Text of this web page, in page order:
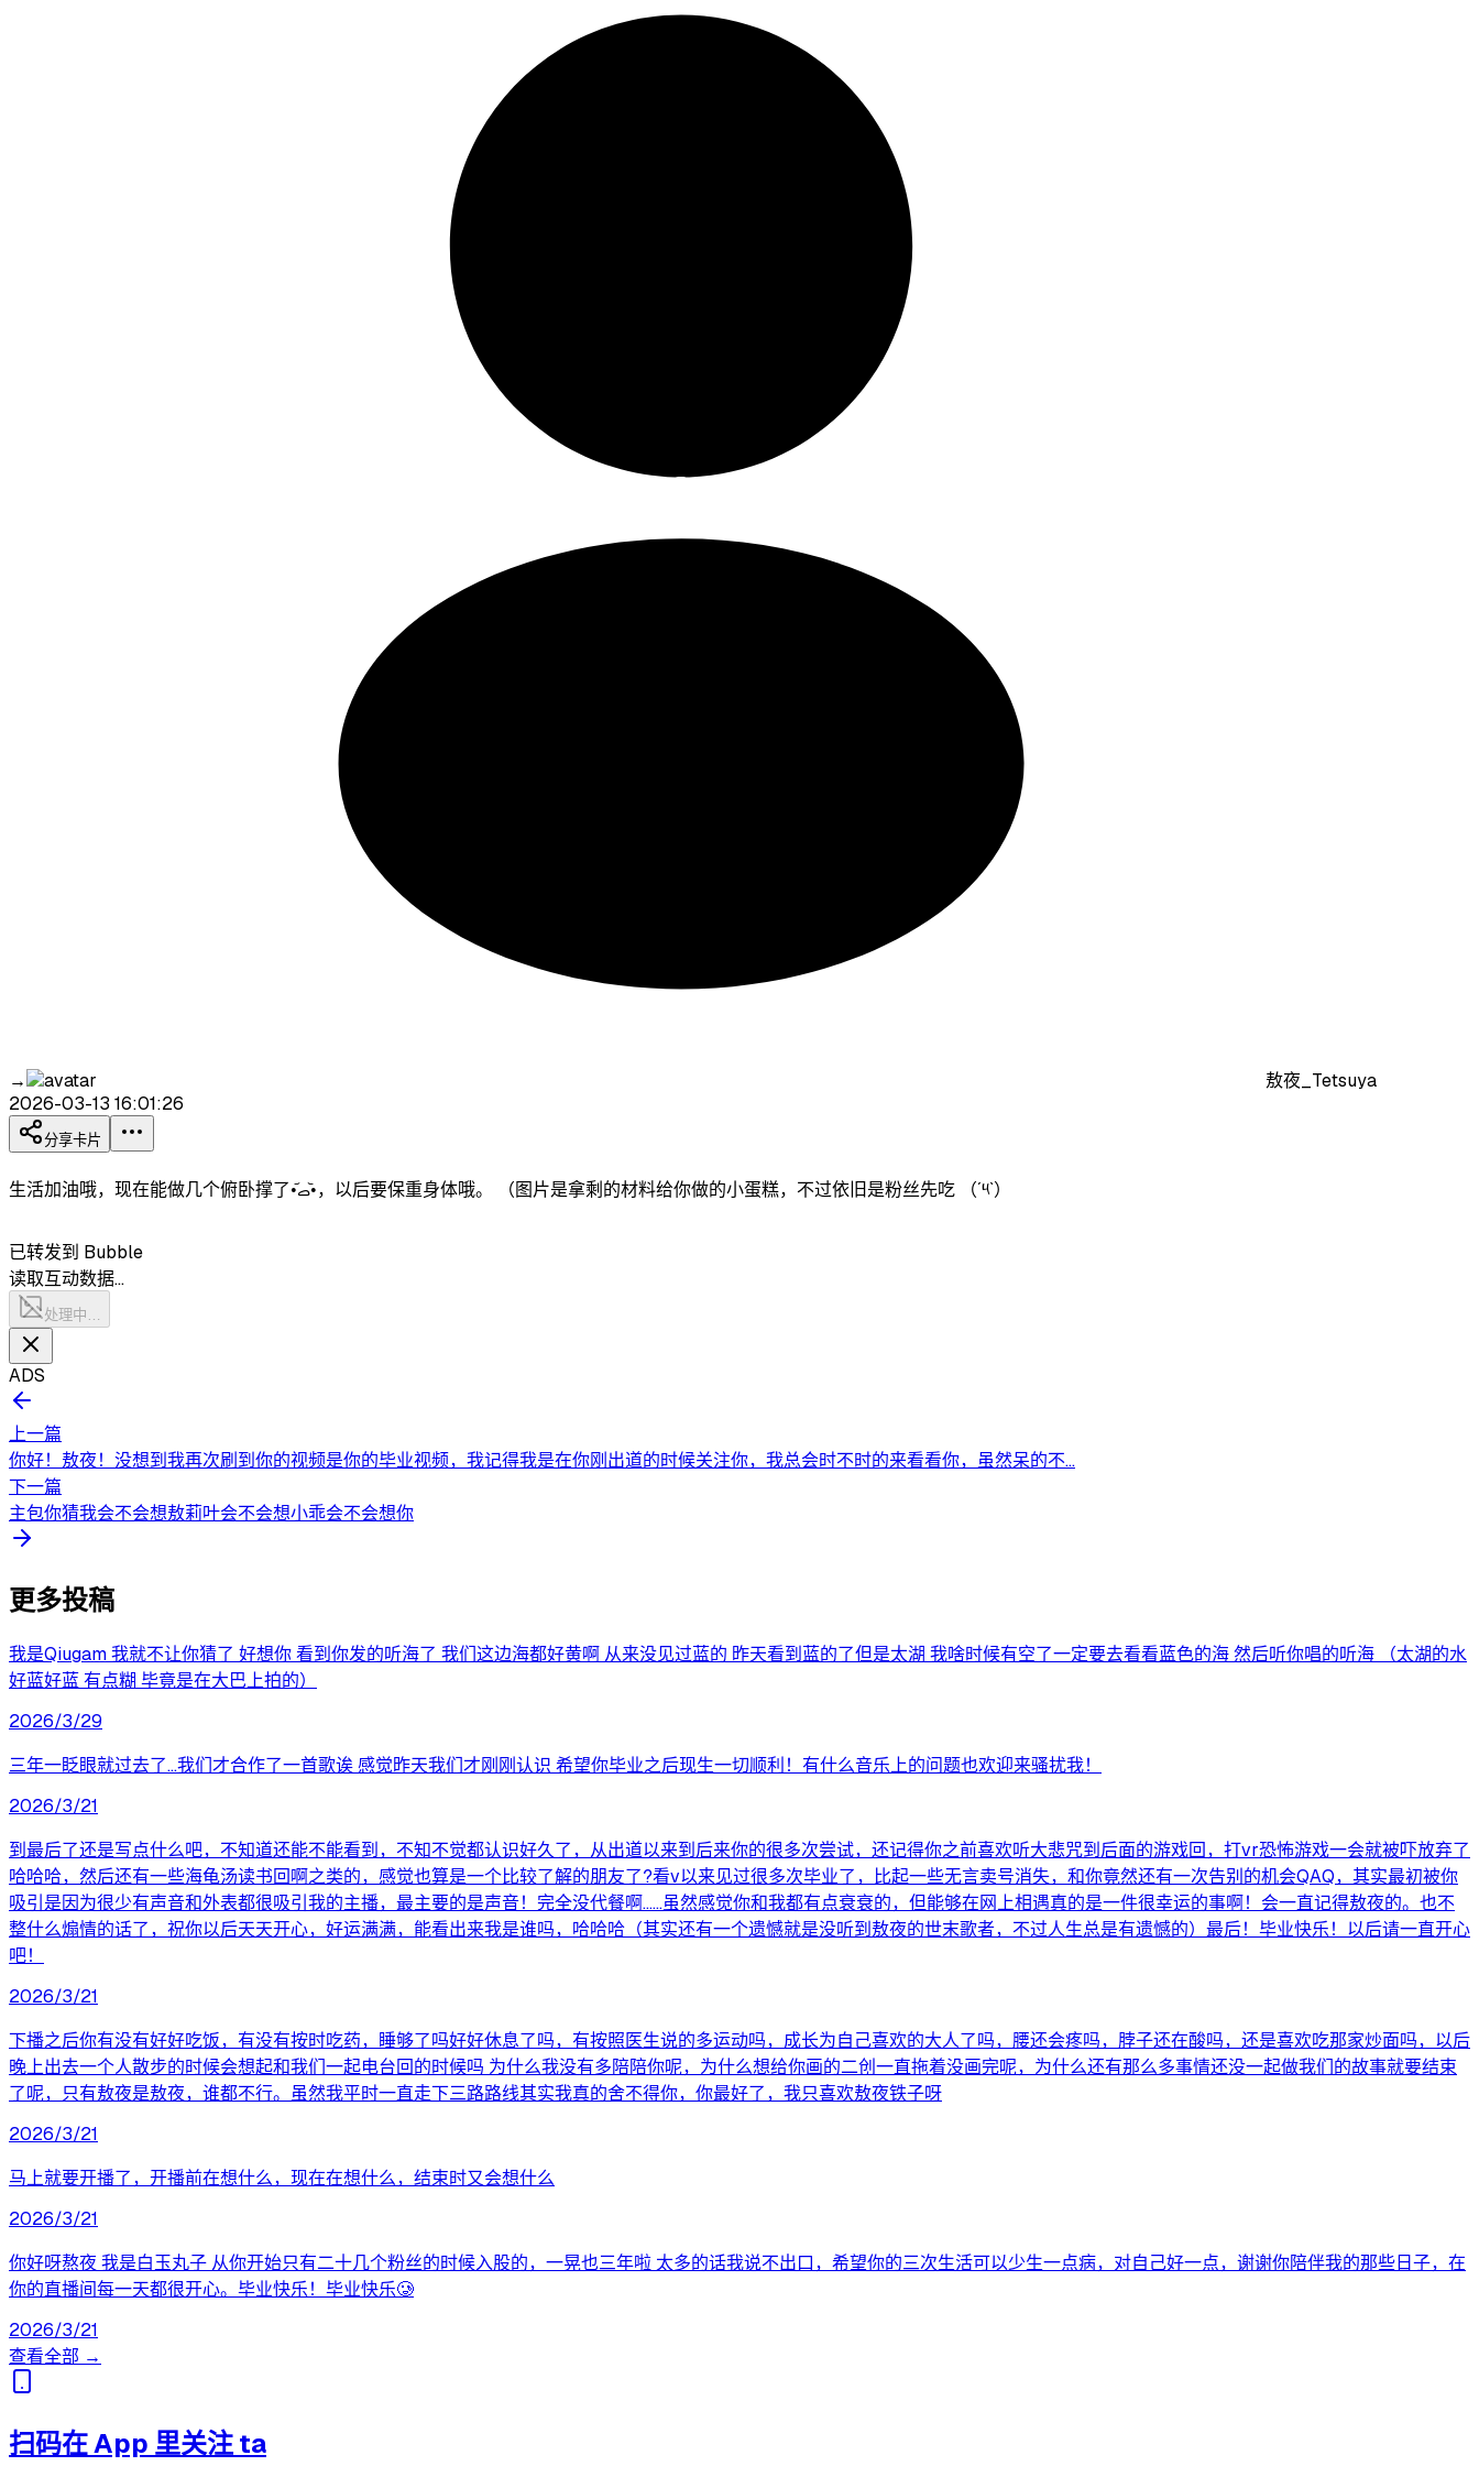
→
敖夜_Tetsuya
2026-03-13 16:01:26
分享卡片
生活加油哦，现在能做几个俯卧撑了•᷄ࡇ•᷅，以后要保重身体哦。 （图片是拿剩的材料给你做的小蛋糕，不过依旧是粉丝先吃 （´༥`）
已转发到 Bubble
读取互动数据…
处理中…
ADS
上一篇
你好！敖夜！没想到我再次刷到你的视频是你的毕业视频，我记得我是在你刚出道的时候关注你，我总会时不时的来看看你，虽然呆的不...
下一篇
主包你猜我会不会想敖莉叶会不会想小乖会不会想你
更多投稿
我是Qiugam 我就不让你猜了 好想你 看到你发的听海了 我们这边海都好黄啊 从来没见过蓝的 昨天看到蓝的了但是太湖 我啥时候有空了一定要去看看蓝色的海 然后听你唱的听海 （太湖的水
好蓝好蓝 有点糊 毕竟是在大巴上拍的）
2026/3/29
三年一眨眼就过去了…我们才合作了一首歌诶 感觉昨天我们才刚刚认识 希望你毕业之后现生一切顺利！有什么音乐上的问题也欢迎来骚扰我！
2026/3/21
到最后了还是写点什么吧，不知道还能不能看到，不知不觉都认识好久了，从出道以来到后来你的很多次尝试，还记得你之前喜欢听大悲咒到后面的游戏回，打vr恐怖游戏一会就被吓放弃了
哈哈哈，然后还有一些海龟汤读书回啊之类的，感觉也算是一个比较了解的朋友了?看v以来见过很多次毕业了，比起一些无言卖号消失，和你竟然还有一次告别的机会QAQ，其实最初被你
吸引是因为很少有声音和外表都很吸引我的主播，最主要的是声音！完全没代餐啊……虽然感觉你和我都有点衰衰的，但能够在网上相遇真的是一件很幸运的事啊！会一直记得敖夜的。也不
整什么煽情的话了，祝你以后天天开心，好运满满，能看出来我是谁吗，哈哈哈（其实还有一个遗憾就是没听到敖夜的世末歌者，不过人生总是有遗憾的）最后！毕业快乐！以后请一直开心
吧！
2026/3/21
下播之后你有没有好好吃饭，有没有按时吃药，睡够了吗好好休息了吗，有按照医生说的多运动吗，成长为自己喜欢的大人了吗，腰还会疼吗，脖子还在酸吗，还是喜欢吃那家炒面吗，以后
晚上出去一个人散步的时候会想起和我们一起电台回的时候吗 为什么我没有多陪陪你呢，为什么想给你画的二创一直拖着没画完呢，为什么还有那么多事情还没一起做我们的故事就要结束
了呢，只有敖夜是敖夜，谁都不行。虽然我平时一直走下三路路线其实我真的舍不得你，你最好了，我只喜欢敖夜铁子呀
2026/3/21
马上就要开播了，开播前在想什么，现在在想什么，结束时又会想什么
2026/3/21
你好呀熬夜 我是白玉丸子 从你开始只有二十几个粉丝的时候入股的，一晃也三年啦 太多的话我说不出口，希望你的三次生活可以少生一点病，对自己好一点，谢谢你陪伴我的那些日子，在
你的直播间每一天都很开心。毕业快乐！毕业快乐🥲
2026/3/21
查看全部 →
扫码在 App 里关注 ta